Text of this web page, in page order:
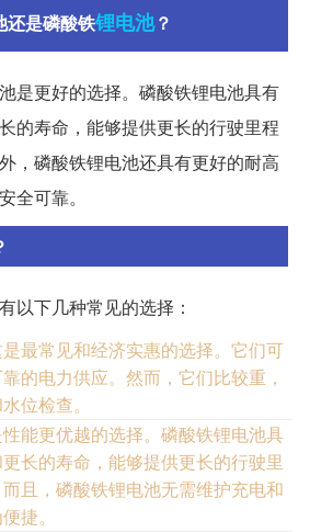
还是磷酸铁锂电池？
是更好的选择。磷酸铁锂电池具有
的寿命，能够提供更长的行驶里程
，磷酸铁锂电池还具有更好的耐高
全可靠。
以下几种常见的选择：
最常见和经济实惠的选择。它们可
的电力供应。然而，它们比较重，
位检查。
能更优越的选择。磷酸铁锂电池具
长的寿命，能够提供更长的行驶里
且，磷酸铁锂电池无需维护充电和
捷。